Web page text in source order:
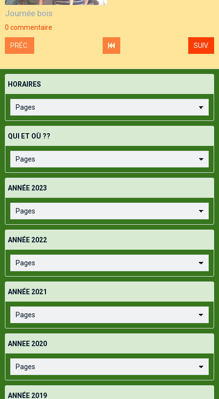
Journée bois
0 commentaire
PRÉC. SUIV.
HORAIRES
QUI ET OÙ ??
ANNÉE 2023
ANNÉE 2022
ANNÉE 2021
ANNEE 2020
ANNÉE 2019